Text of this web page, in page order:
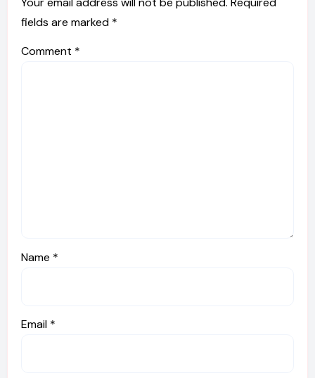
fields are marked *
Comment *
Name *
Email *